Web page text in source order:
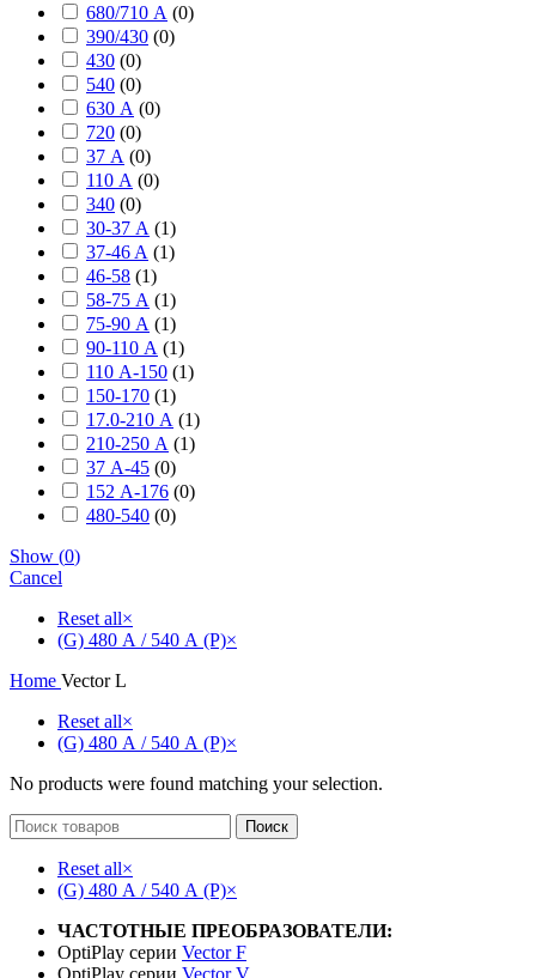
680/710 А (0)
390/430 (0)
430 (0)
540 (0)
630 А (0)
720 (0)
37 А (0)
110 А (0)
340 (0)
30-37 А (1)
37-46 A (1)
46-58 (1)
58-75 А (1)
75-90 А (1)
90-110 А (1)
110 А-150 (1)
150-170 (1)
17.0-210 А (1)
210-250 А (1)
37 А-45 (0)
152 А-176 (0)
480-540 (0)
Show (0)
Cancel
Reset all×
(G) 480 А / 540 А (P)×
Home Vector L
Reset all×
(G) 480 А / 540 А (P)×
No products were found matching your selection.
Поиск
Reset all×
(G) 480 А / 540 А (P)×
ЧАСТОТНЫЕ ПРЕОБРАЗОВАТЕЛИ:
OptiPlay серии Vector F
OptiPlay серии Vector V